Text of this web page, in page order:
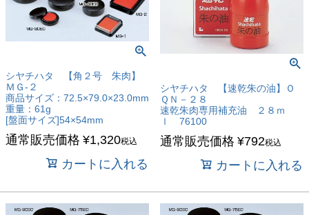
シヤチハタ 【角２号 朱肉】
ＭＧ-２
商品サイズ：72.5×79.0×23.0mm
重量：61g
[盤面サイズ]54×54mm
通常販売価格 ¥1,320税込
カートに入れる
シヤチハタ 【速乾朱の油】Ｏ
ＱＮ－２８
速乾朱肉専用補充油 ２８ｍ
ｌ 76100
通常販売価格 ¥792税込
カートに入れる